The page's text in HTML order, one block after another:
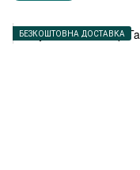
БЕЗКОШТОВНА ДОСТАВКА